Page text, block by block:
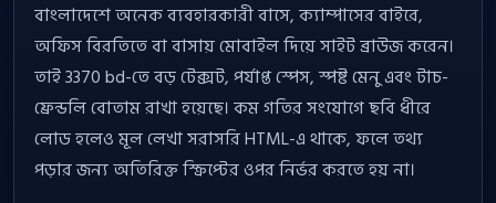
বাংলাদেশে অনেক ব্যবহারকারী বাসে, ক্যাম্পাসের বাইরে,
অফিস বিরতিতে বা বাসায় মোবাইল দিয়ে সাইট ব্রাউজ করেন।
তাই 3370 bd-তে বড় টেক্সট, পর্যাপ্ত স্পেস, স্পষ্ট মেনু এবং টাচ-
ফ্রেন্ডলি বোতাম রাখা হয়েছে। কম গতির সংযোগে ছবি ধীরে
লোড হলেও মূল লেখা সরাসরি HTML-এ থাকে, ফলে তথ্য
পড়ার জন্য অতিরিক্ত স্ক্রিপ্টের ওপর নির্ভর করতে হয় না।